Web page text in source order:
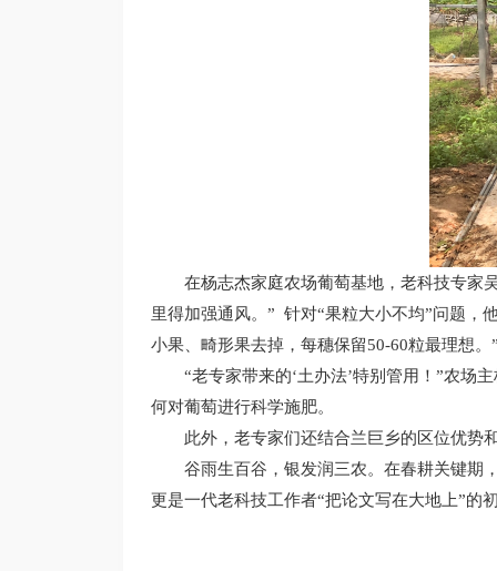
在杨志杰家庭农场葡萄基地，老科技专家
里得加强通风。” 针对“果粒大小不均”问题，
小果、畸形果去掉，每穗保留50-60粒最理想。”
“老专家带来的‘土办法’特别管用！”农场
何对葡萄进行科学施肥。
此外，老专家们还结合兰巨乡的区位优势
谷雨生百谷，银发润三农。在春耕关键期
更是一代老科技工作者“把论文写在大地上”的